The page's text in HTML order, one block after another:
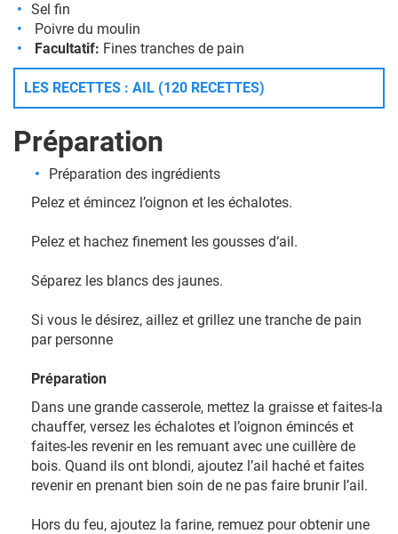
Sel fin
Poivre du moulin
Facultatif: Fines tranches de pain
LES RECETTES : AIL (120 RECETTES)
Préparation
Préparation des ingrédients
Pelez et émincez l’oignon et les échalotes.
Pelez et hachez finement les gousses d‘ail.
Séparez les blancs des jaunes.
Si vous le désirez, aillez et grillez une tranche de pain
par personne
Préparation
Dans une grande casserole, mettez la graisse et faites-la
chauffer, versez les échalotes et l’oignon émincés et
faites-les revenir en les remuant avec une cuillère de
bois. Quand ils ont blondi, ajoutez l’ail haché et faites
revenir en prenant bien soin de ne pas faire brunir l’ail.
Hors du feu, ajoutez la farine, remuez pour obtenir une